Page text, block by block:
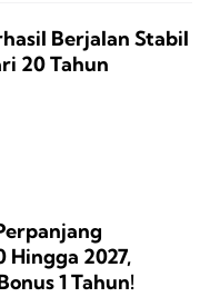
Berjalan Stabil
20 Tahun
Hingga 2027,
1 Tahun!